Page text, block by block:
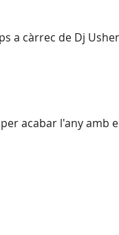
a càrrec de Dj
acabar l'any amb